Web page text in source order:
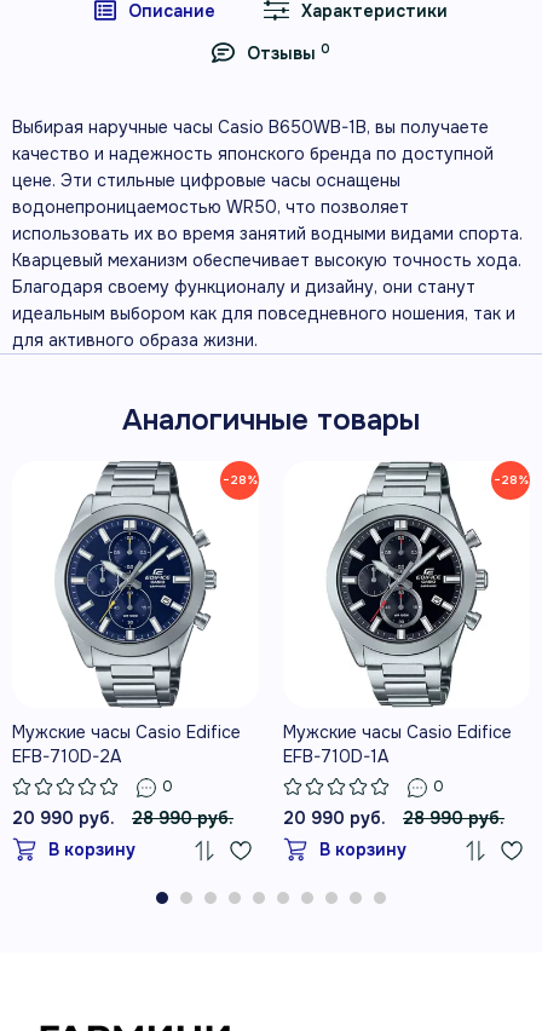
Описание
Характеристики
Отзывы 0
Выбирая наручные часы Casio B650WB-1B, вы получаете
качество и надежность японского бренда по доступной
цене. Эти стильные цифровые часы оснащены
водонепроницаемостью WR50, что позволяет
использовать их во время занятий водными видами спорта.
Кварцевый механизм обеспечивает высокую точность хода.
Благодаря своему функционалу и дизайну, они станут
идеальным выбором как для повседневного ношения, так и
для активного образа жизни.
Аналогичные товары
−28%
Мужские часы Casio Edifice
EFB-710D-2A
0
20 990 руб.
28 990 руб.
В корзину
−28%
Мужские часы Casio Edifice
EFB-710D-1A
0
20 990 руб.
28 990 руб.
В корзину